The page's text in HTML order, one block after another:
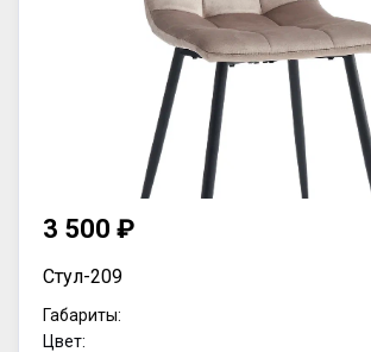
3 500 ₽
Стул-209
Габариты:
Цвет: